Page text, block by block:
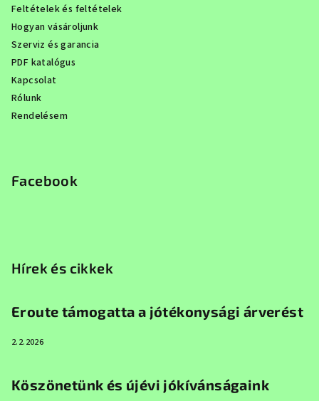
Feltételek és feltételek
Hogyan vásároljunk
Szerviz és garancia
PDF katalógus
Kapcsolat
Rólunk
Rendelésem
Facebook
Hírek és cikkek
Eroute támogatta a jótékonysági árverést
2.2.2026
Köszönetünk és újévi jókívánságaink